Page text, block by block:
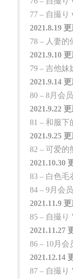
77 – 自撮り
2021.8.19
78 – 人妻的
2021.9.10
79 – 吉他妹
2021.9.14
80 – 8月会
2021.9.22
81 – 和服下
2021.9.25
82 – 可爱的
2021.10.30
83 – 白色毛
84 – 9月会
2021.11.9
85 – 自撮り
2021.11.27
86 – 10月会
2021.12.14
87 – 自撮り